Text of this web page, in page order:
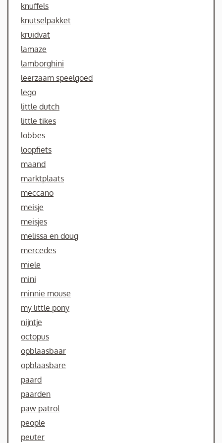
knuffels
knutselpakket
kruidvat
lamaze
lamborghini
leerzaam speelgoed
lego
little dutch
little tikes
lobbes
loopfiets
maand
marktplaats
meccano
meisje
meisjes
melissa en doug
mercedes
miele
mini
minnie mouse
my little pony
nijntje
octopus
opblaasbaar
opblaasbare
paard
paarden
paw patrol
people
peuter